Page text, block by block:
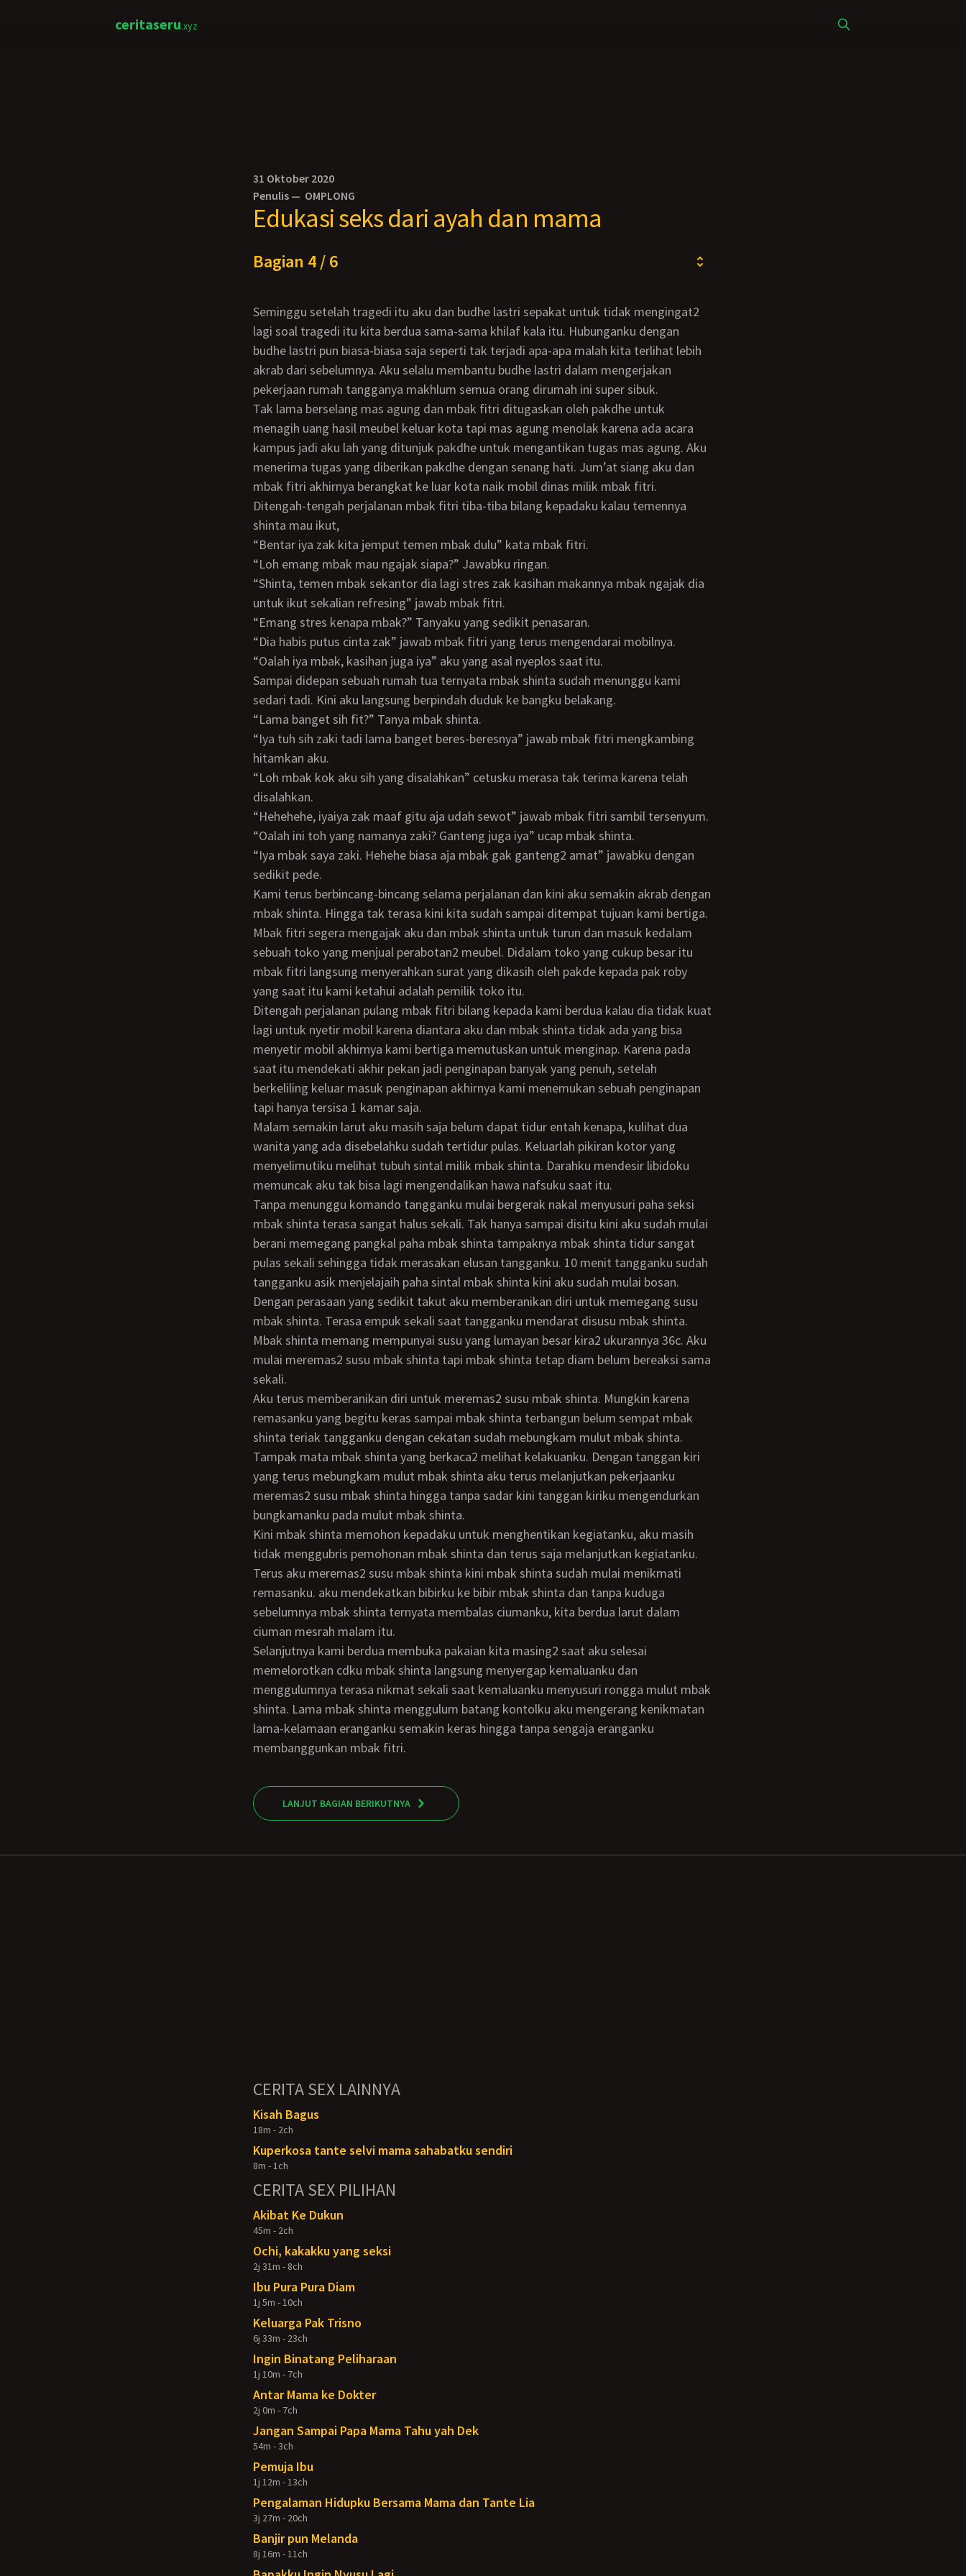
ceritaseru.xyz
31 Oktober 2020
Penulis — OMPLONG
Edukasi seks dari ayah dan mama
Bagian 4 / 6
Seminggu setelah tragedi itu aku dan budhe lastri sepakat untuk tidak mengingat2
lagi soal tragedi itu kita berdua sama-sama khilaf kala itu. Hubunganku dengan
budhe lastri pun biasa-biasa saja seperti tak terjadi apa-apa malah kita terlihat lebih
akrab dari sebelumnya. Aku selalu membantu budhe lastri dalam mengerjakan
pekerjaan rumah tangganya makhlum semua orang dirumah ini super sibuk.
Tak lama berselang mas agung dan mbak fitri ditugaskan oleh pakdhe untuk
menagih uang hasil meubel keluar kota tapi mas agung menolak karena ada acara
kampus jadi aku lah yang ditunjuk pakdhe untuk mengantikan tugas mas agung. Aku
menerima tugas yang diberikan pakdhe dengan senang hati. Jum’at siang aku dan
mbak fitri akhirnya berangkat ke luar kota naik mobil dinas milik mbak fitri.
Ditengah-tengah perjalanan mbak fitri tiba-tiba bilang kepadaku kalau temennya
shinta mau ikut,
“Bentar iya zak kita jemput temen mbak dulu” kata mbak fitri.
“Loh emang mbak mau ngajak siapa?” Jawabku ringan.
“Shinta, temen mbak sekantor dia lagi stres zak kasihan makannya mbak ngajak dia
untuk ikut sekalian refresing” jawab mbak fitri.
“Emang stres kenapa mbak?” Tanyaku yang sedikit penasaran.
“Dia habis putus cinta zak” jawab mbak fitri yang terus mengendarai mobilnya.
“Oalah iya mbak, kasihan juga iya” aku yang asal nyeplos saat itu.
Sampai didepan sebuah rumah tua ternyata mbak shinta sudah menunggu kami
sedari tadi. Kini aku langsung berpindah duduk ke bangku belakang.
“Lama banget sih fit?” Tanya mbak shinta.
“Iya tuh sih zaki tadi lama banget beres-beresnya” jawab mbak fitri mengkambing
hitamkan aku.
“Loh mbak kok aku sih yang disalahkan” cetusku merasa tak terima karena telah
disalahkan.
“Hehehehe, iyaiya zak maaf gitu aja udah sewot” jawab mbak fitri sambil tersenyum.
“Oalah ini toh yang namanya zaki? Ganteng juga iya” ucap mbak shinta.
“Iya mbak saya zaki. Hehehe biasa aja mbak gak ganteng2 amat” jawabku dengan
sedikit pede.
Kami terus berbincang-bincang selama perjalanan dan kini aku semakin akrab dengan
mbak shinta. Hingga tak terasa kini kita sudah sampai ditempat tujuan kami bertiga.
Mbak fitri segera mengajak aku dan mbak shinta untuk turun dan masuk kedalam
sebuah toko yang menjual perabotan2 meubel. Didalam toko yang cukup besar itu
mbak fitri langsung menyerahkan surat yang dikasih oleh pakde kepada pak roby
yang saat itu kami ketahui adalah pemilik toko itu.
Ditengah perjalanan pulang mbak fitri bilang kepada kami berdua kalau dia tidak kuat
lagi untuk nyetir mobil karena diantara aku dan mbak shinta tidak ada yang bisa
menyetir mobil akhirnya kami bertiga memutuskan untuk menginap. Karena pada
saat itu mendekati akhir pekan jadi penginapan banyak yang penuh, setelah
berkeliling keluar masuk penginapan akhirnya kami menemukan sebuah penginapan
tapi hanya tersisa 1 kamar saja.
Malam semakin larut aku masih saja belum dapat tidur entah kenapa, kulihat dua
wanita yang ada disebelahku sudah tertidur pulas. Keluarlah pikiran kotor yang
menyelimutiku melihat tubuh sintal milik mbak shinta. Darahku mendesir libidoku
memuncak aku tak bisa lagi mengendalikan hawa nafsuku saat itu.
Tanpa menunggu komando tangganku mulai bergerak nakal menyusuri paha seksi
mbak shinta terasa sangat halus sekali. Tak hanya sampai disitu kini aku sudah mulai
berani memegang pangkal paha mbak shinta tampaknya mbak shinta tidur sangat
pulas sekali sehingga tidak merasakan elusan tangganku. 10 menit tangganku sudah
tangganku asik menjelajaih paha sintal mbak shinta kini aku sudah mulai bosan.
Dengan perasaan yang sedikit takut aku memberanikan diri untuk memegang susu
mbak shinta. Terasa empuk sekali saat tangganku mendarat disusu mbak shinta.
Mbak shinta memang mempunyai susu yang lumayan besar kira2 ukurannya 36c. Aku
mulai meremas2 susu mbak shinta tapi mbak shinta tetap diam belum bereaksi sama
sekali.
Aku terus memberanikan diri untuk meremas2 susu mbak shinta. Mungkin karena
remasanku yang begitu keras sampai mbak shinta terbangun belum sempat mbak
shinta teriak tangganku dengan cekatan sudah mebungkam mulut mbak shinta.
Tampak mata mbak shinta yang berkaca2 melihat kelakuanku. Dengan tanggan kiri
yang terus mebungkam mulut mbak shinta aku terus melanjutkan pekerjaanku
meremas2 susu mbak shinta hingga tanpa sadar kini tanggan kiriku mengendurkan
bungkamanku pada mulut mbak shinta.
Kini mbak shinta memohon kepadaku untuk menghentikan kegiatanku, aku masih
tidak menggubris pemohonan mbak shinta dan terus saja melanjutkan kegiatanku.
Terus aku meremas2 susu mbak shinta kini mbak shinta sudah mulai menikmati
remasanku. aku mendekatkan bibirku ke bibir mbak shinta dan tanpa kuduga
sebelumnya mbak shinta ternyata membalas ciumanku, kita berdua larut dalam
ciuman mesrah malam itu.
Selanjutnya kami berdua membuka pakaian kita masing2 saat aku selesai
memelorotkan cdku mbak shinta langsung menyergap kemaluanku dan
menggulumnya terasa nikmat sekali saat kemaluanku menyusuri rongga mulut mbak
shinta. Lama mbak shinta menggulum batang kontolku aku mengerang kenikmatan
lama-kelamaan eranganku semakin keras hingga tanpa sengaja eranganku
membanggunkan mbak fitri.
LANJUT BAGIAN BERIKUTNYA
CERITA SEX LAINNYA
Kisah Bagus
18m - 2ch
Kuperkosa tante selvi mama sahabatku sendiri
8m - 1ch
CERITA SEX PILIHAN
Akibat Ke Dukun
45m - 2ch
Ochi, kakakku yang seksi
2j 31m - 8ch
Ibu Pura Pura Diam
1j 5m - 10ch
Keluarga Pak Trisno
6j 33m - 23ch
Ingin Binatang Peliharaan
1j 10m - 7ch
Antar Mama ke Dokter
2j 0m - 7ch
Jangan Sampai Papa Mama Tahu yah Dek
54m - 3ch
Pemuja Ibu
1j 12m - 13ch
Pengalaman Hidupku Bersama Mama dan Tante Lia
3j 27m - 20ch
Banjir pun Melanda
8j 16m - 11ch